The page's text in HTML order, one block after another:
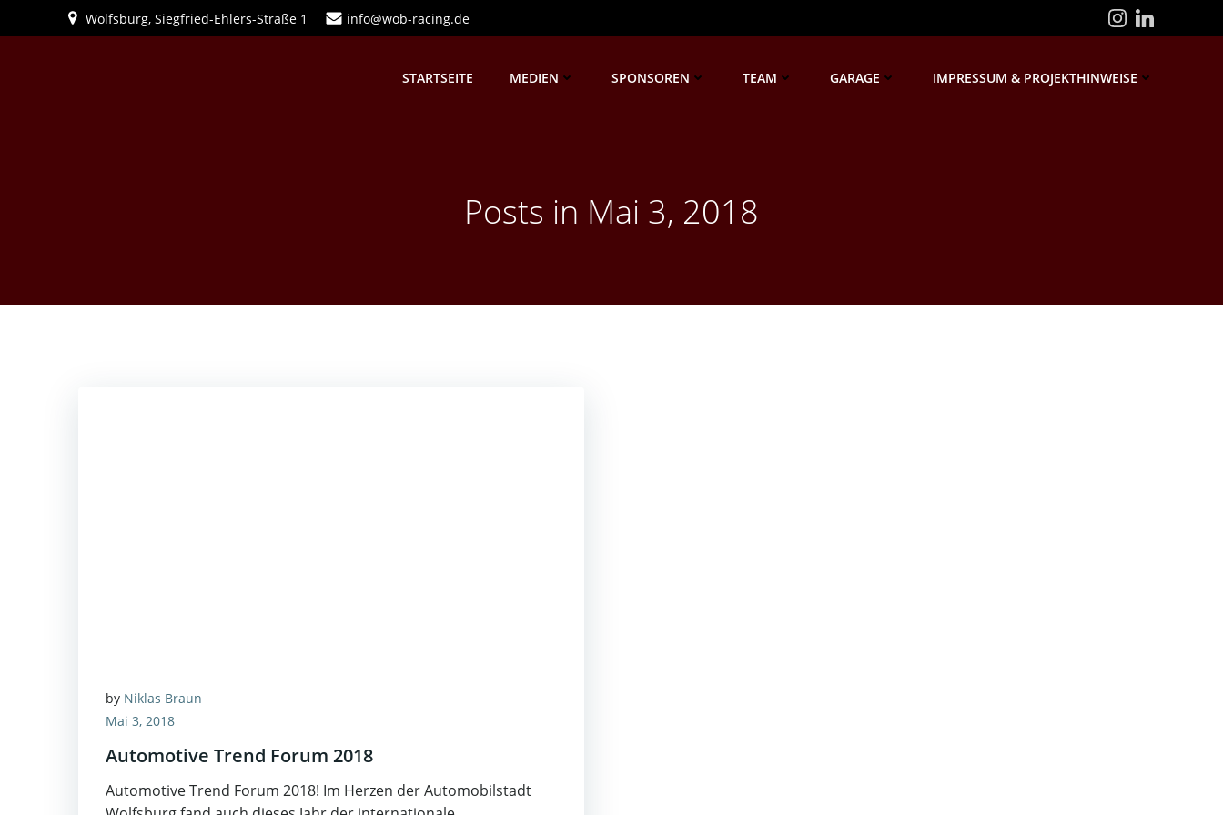
Inhalt
Wolfsburg, Siegfried-Ehlers-Straße 1 info@wob-racing.de
STARTSEITE MEDIEN SPONSOREN TEAM GARAGE IMPRESSUM & PROJEKTHINWEISE
Posts in Mai 3, 2018
by Niklas Braun
Mai 3, 2018
Automotive Trend Forum 2018
Automotive Trend Forum 2018! Im Herzen der Automobilstadt